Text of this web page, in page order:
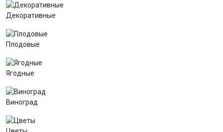
Декоративные
Плодовые
Ягодные
Виноград